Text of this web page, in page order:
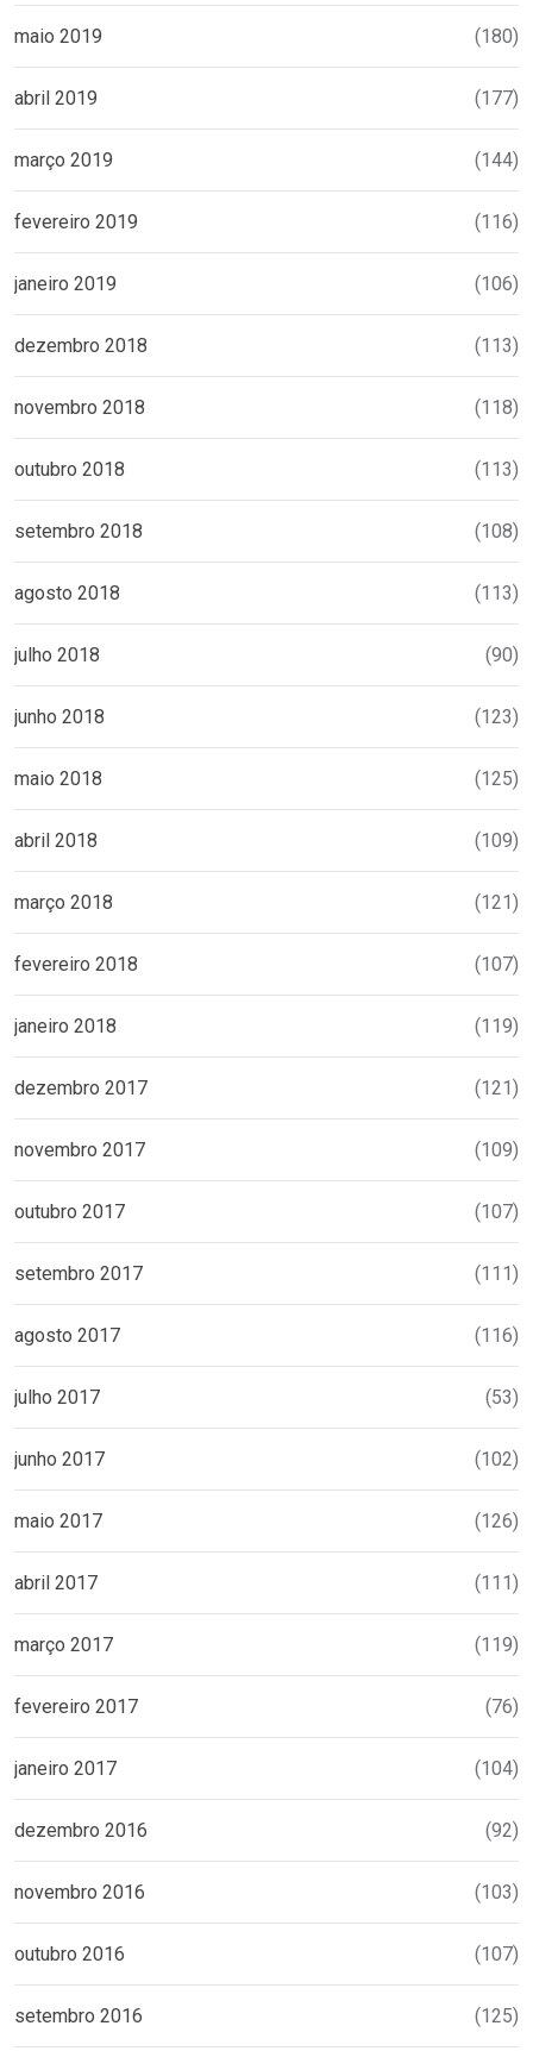
maio 2019 (180)
abril 2019 (177)
março 2019 (144)
fevereiro 2019 (116)
janeiro 2019 (106)
dezembro 2018 (113)
novembro 2018 (118)
outubro 2018 (113)
setembro 2018 (108)
agosto 2018 (113)
julho 2018 (90)
junho 2018 (123)
maio 2018 (125)
abril 2018 (109)
março 2018 (121)
fevereiro 2018 (107)
janeiro 2018 (119)
dezembro 2017 (121)
novembro 2017 (109)
outubro 2017 (107)
setembro 2017 (111)
agosto 2017 (116)
julho 2017 (53)
junho 2017 (102)
maio 2017 (126)
abril 2017 (111)
março 2017 (119)
fevereiro 2017 (76)
janeiro 2017 (104)
dezembro 2016 (92)
novembro 2016 (103)
outubro 2016 (107)
setembro 2016 (125)